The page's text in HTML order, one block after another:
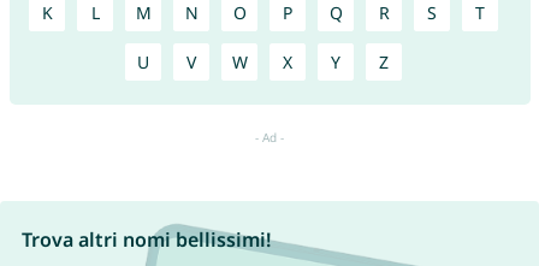
K L M N O P Q R S T
U V W X Y Z
Trova altri nomi bellissimi!